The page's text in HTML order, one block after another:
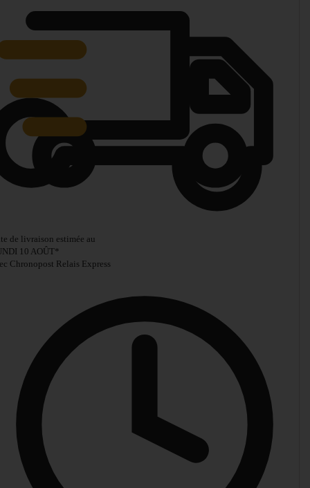
de livraison estimée au
10 AOÛT*
Chronopost Relais Express